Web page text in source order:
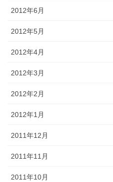
2012年6月
2012年5月
2012年4月
2012年3月
2012年2月
2012年1月
2011年12月
2011年11月
2011年10月